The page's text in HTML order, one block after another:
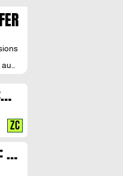
au
ZC